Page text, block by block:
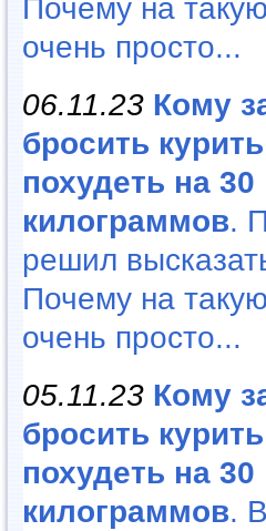
Почему на
очень просто...
06.11.23 Кому
бросить
похудеть на 30
килограммов.
решил
Почему на
очень просто...
05.11.23 Кому
бросить
похудеть на 30
килограммов.